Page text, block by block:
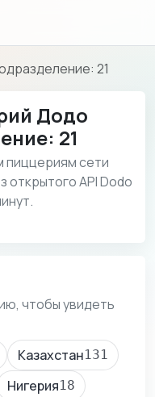
21
Додо
21
пиццериям сети
открытого API Dodo
чтобы увидеть
Казахстан131
Нигерия18